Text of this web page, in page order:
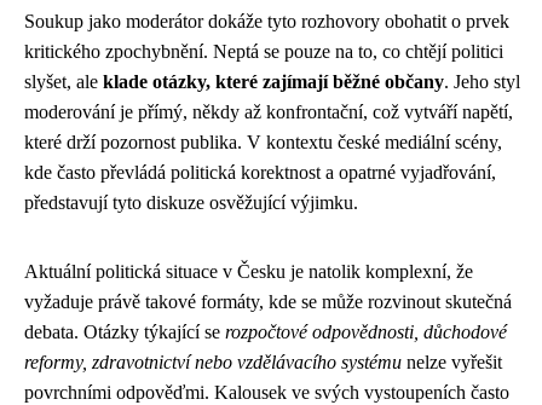
Soukup jako moderátor dokáže tyto rozhovory obohatit o prvek
kritického zpochybnění. Neptá se pouze na to, co chtějí politici
slyšet, ale klade otázky, které zajímají běžné občany. Jeho styl
moderování je přímý, někdy až konfrontační, což vytváří napětí,
které drží pozornost publika. V kontextu české mediální scény,
kde často převládá politická korektnost a opatrné vyjadřování,
představují tyto diskuze osvěžující výjimku.
Aktuální politická situace v Česku je natolik komplexní, že
vyžaduje právě takové formáty, kde se může rozvinout skutečná
debata. Otázky týkající se rozpočtové odpovědnosti, důchodové
reformy, zdravotnictví nebo vzdělávacího systému nelze vyřešit
povrchními odpověďmi. Kalousek ve svých vystoupeních často